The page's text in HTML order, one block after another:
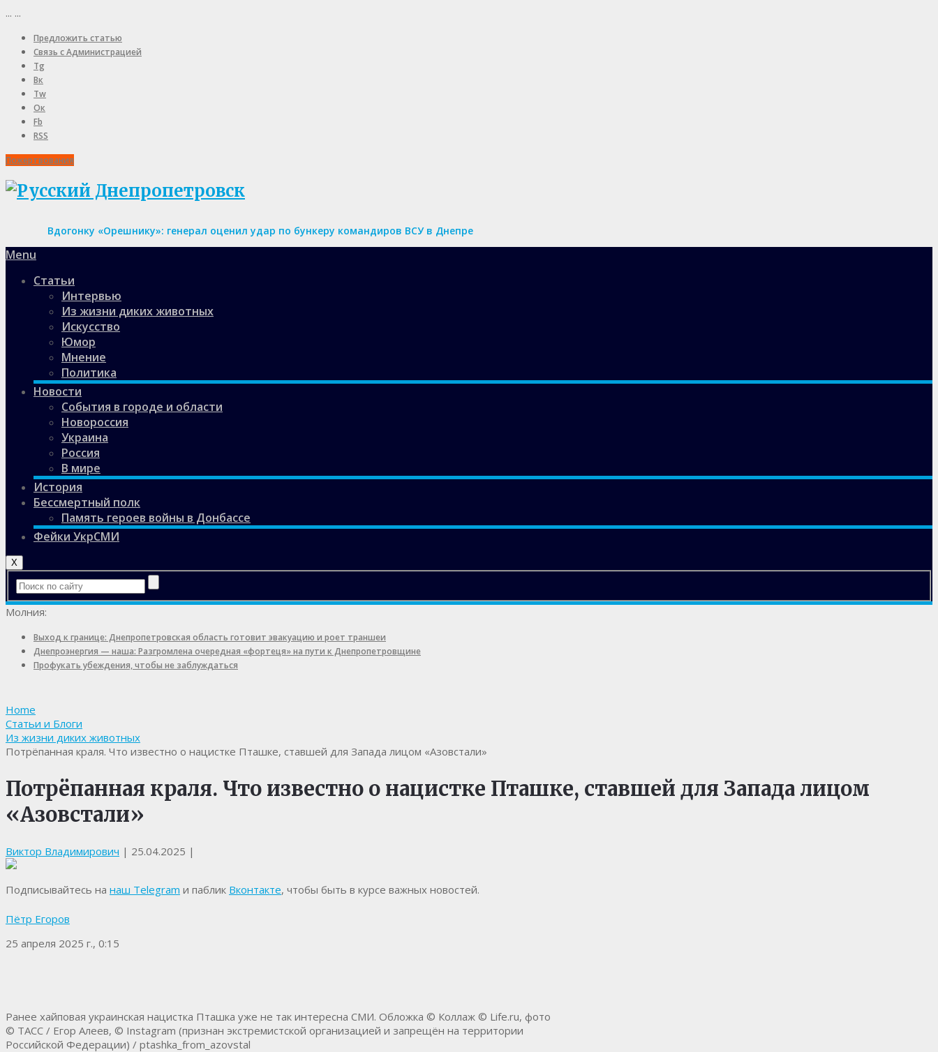
... ...
Предложить статью
Связь с Администрацией
Tg
Вк
Tw
Ок
Fb
RSS
Пожертвования
Вдогонку «Орешнику»: генерал оценил удар по бункеру командиров ВСУ в Днепре
Menu
Статьи
Интервью
Из жизни диких животных
Искусство
Юмор
Мнение
Политика
Новости
События в городе и области
Новороссия
Украина
Россия
В мире
История
Бессмертный полк
Память героев войны в Донбассе
Фейки УкрСМИ
X
Молния:
Выход к границе: Днепропетровская область готовит эвакуацию и роет траншеи
Днепроэнергия — наша: Разгромлена очередная «фортеця» на пути к Днепропетровщине
Профукать убеждения, чтобы не заблуждаться
Home
Статьи и Блоги
Из жизни диких животных
Потрёпанная краля. Что известно о нацистке Пташке, ставшей для Запада лицом «Азовстали»
Потрёпанная краля. Что известно о нацистке Пташке, ставшей для Запада лицом
«Азовстали»
Виктор Владимирович | 25.04.2025 |
Подписывайтесь на наш Telegram и паблик Вконтакте, чтобы быть в курсе важных новостей.
Пётр Егоров
25 апреля 2025 г., 0:15
Ранее хайповая украинская нацистка Пташка уже не так интересна СМИ. Обложка © Коллаж © Life.ru, фото
© ТАСС / Егор Алеев, © Instagram (признан экстремистской организацией и запрещён на территории
Российской Федерации) / ptashka_from_azovstal